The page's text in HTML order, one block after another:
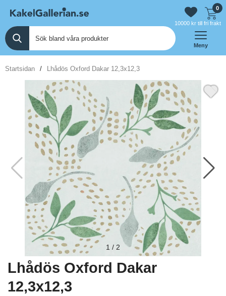
0
10000 kr till fri frakt
Meny
Startsidan Lhådös Oxford Dakar 12,3x12,3
1 / 2
Lhådös Oxford Dakar
12,3x12,3